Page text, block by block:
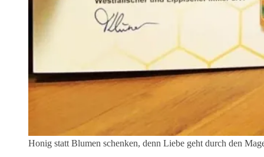
Honig statt Blumen schenken, denn Liebe geht durch den